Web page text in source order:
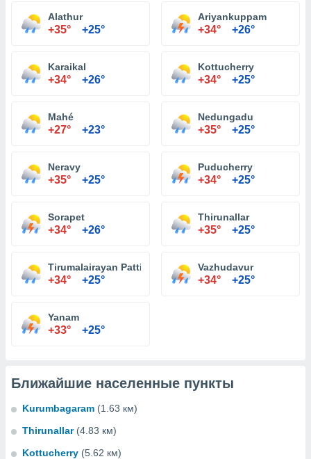
Alathur
+35° +25°
Ariyankuppam
+34° +26°
Karaikal
+34° +26°
Kottucherry
+34° +25°
Mahé
+27° +23°
Nedungadu
+35° +25°
Neravy
+35° +25°
Puducherry
+34° +25°
Sorapet
+34° +26°
Thirunallar
+35° +25°
Tirumalairayan Pattinam
+34° +25°
Vazhudavur
+34° +25°
Yanam
+33° +25°
Ближайшие населенные пункты
Kurumbagaram (1.63 км)
Thirunallar (4.83 км)
Kottucherry (5.62 км)